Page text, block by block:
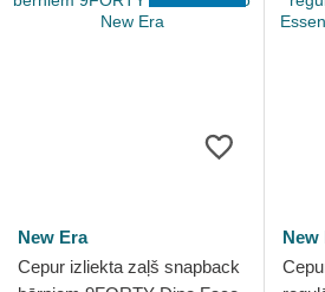
New Era
Cepur izliekta zaļš snapback
New